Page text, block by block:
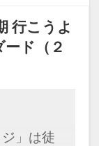
ールがあ
プールエ
レンダ
される
認くだ
ざいま
行こうよ
ド（２
」は徒